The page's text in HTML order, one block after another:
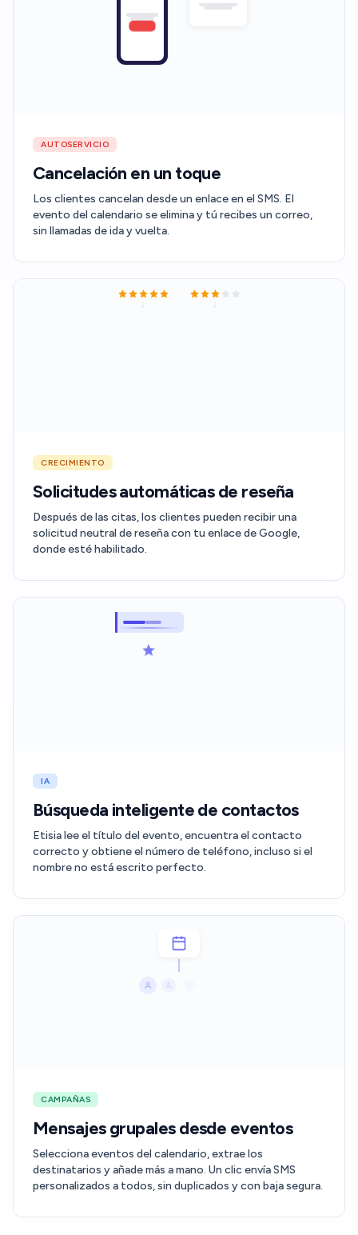
AUTOSERVICIO
Cancelación en un toque
Los clientes cancelan desde un enlace en el SMS. El
evento del calendario se elimina y tú recibes un correo,
sin llamadas de ida y vuelta.
CRECIMIENTO
Solicitudes automáticas de reseña
Después de las citas, los clientes pueden recibir una
solicitud neutral de reseña con tu enlace de Google,
donde esté habilitado.
IA
Búsqueda inteligente de contactos
Etisia lee el título del evento, encuentra el contacto
correcto y obtiene el número de teléfono, incluso si el
nombre no está escrito perfecto.
CAMPAÑAS
Mensajes grupales desde eventos
Selecciona eventos del calendario, extrae los
destinatarios y añade más a mano. Un clic envía SMS
personalizados a todos, sin duplicados y con baja segura.